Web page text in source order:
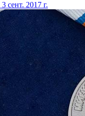
3 сент. 2017 г.